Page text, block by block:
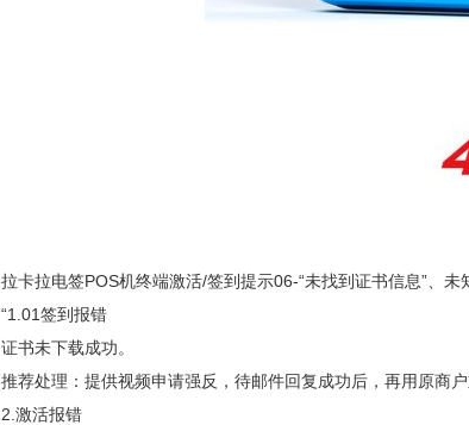
拉卡拉电签POS机终端激活/签到提示06-“未找到证书信息”、未
“1.01签到报错
证书未下载成功。
推荐处理：提供视频申请强反，待邮件回复成功后，再用原商
2.激活报错